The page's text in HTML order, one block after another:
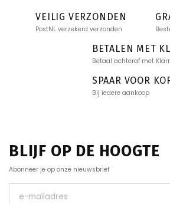
VEILIG VERZONDEN
PostNL verzekerd verzonden
BETALEN MET
Betaal achteraf met
SPAAR VOOR
Bij iedere aankoop
BLIJF OP DE HOOGTE
Abonneer je op onze nieuwsbrief